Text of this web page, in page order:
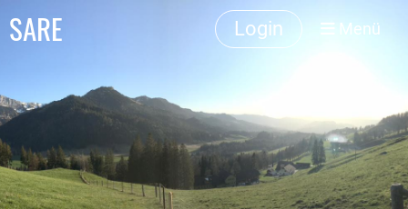
SARE Login Menü